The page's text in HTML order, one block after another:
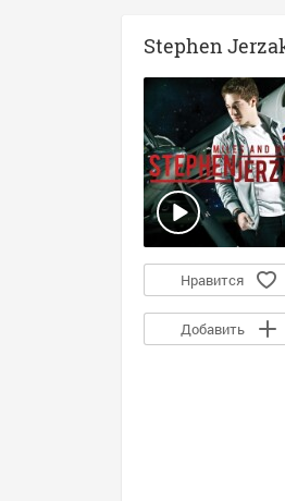
Stephen
Нравится
Добавить